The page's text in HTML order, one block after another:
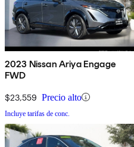
2023 Nissan Ariya Engage
FWD
$23,559 Precio alto
Incluye tarifas de conc.